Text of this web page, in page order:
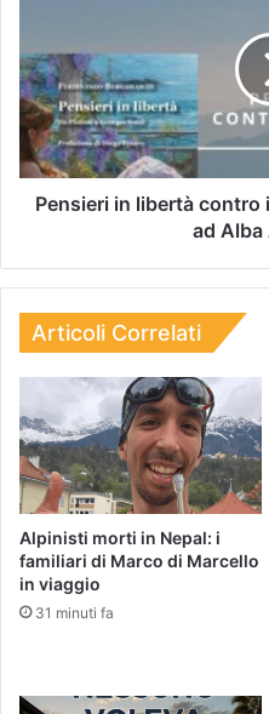
Pensieri in libertà
ad
Articoli Correlati
Alpinisti morti in Nepal: i
familiari di Marco di Marcello
in viaggio
31 minuti fa